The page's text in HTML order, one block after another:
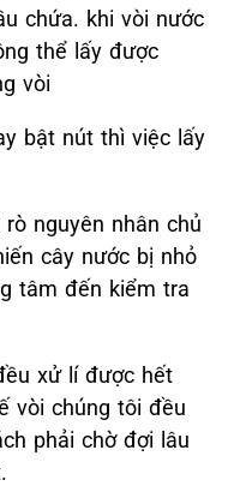
chứa. khi vòi nước
thể lấy được
vòi
bật nút thì việc lấy
nguyên nhân chủ
cây nước bị nhỏ
tâm đến kiểm tra
xử lí được hết
vòi chúng tôi đều
phải chờ đợi lâu